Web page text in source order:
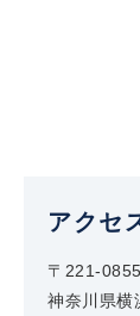
アクセ
〒221-0855
神奈川県横